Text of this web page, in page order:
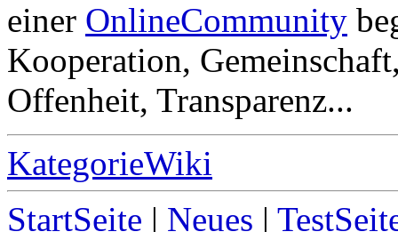
einer OnlineCommunity
Kooperation,
Offenheit, Transparenz...
KategorieWiki
StartSeite | Neues |